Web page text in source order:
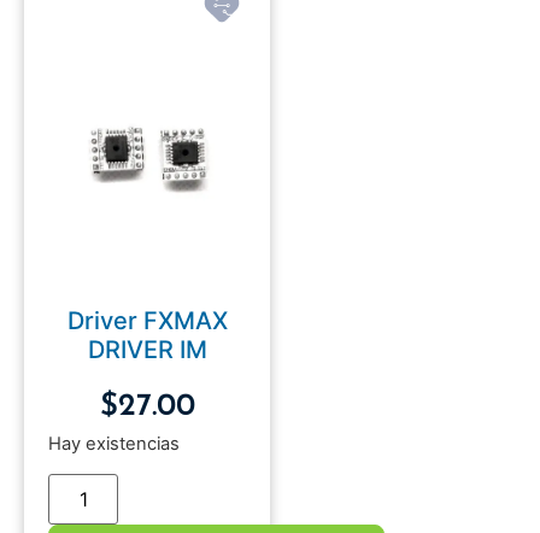
Driver FXMAX
DRIVER IM
$27.00
Hay existencias